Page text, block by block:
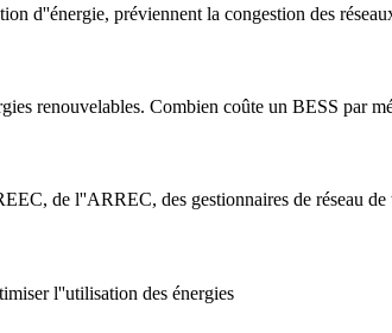
d''énergie, préviennent la congestion des
renouvelables. Combien coûte un BESS par
de l''ARREC, des gestionnaires de réseau de
l''utilisation des énergies